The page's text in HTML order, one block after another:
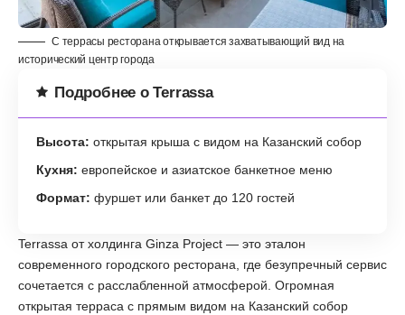
С террасы ресторана открывается захватывающий вид на
исторический центр города
Подробнее о Terrassa
Высота: открытая крыша с видом на Казанский собор
Кухня: европейское и азиатское банкетное меню
Формат: фуршет или банкет до 120 гостей
Terrassa от холдинга Ginza Project — это эталон
современного городского ресторана, где безупречный сервис
сочетается с расслабленной атмосферой. Огромная
открытая терраса с прямым видом на Казанский собор